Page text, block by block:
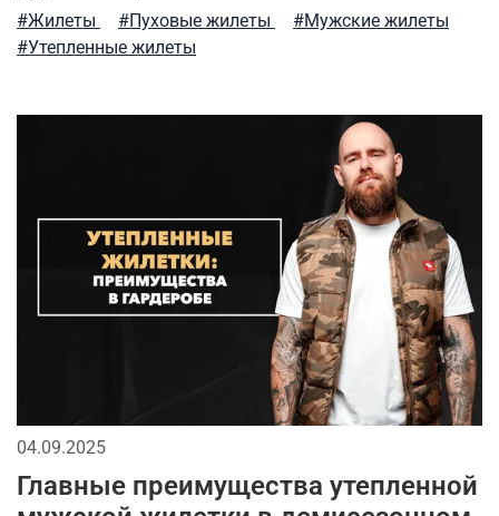
мужские жилеты мужские рубашки
как носить милитари в зрелом возрасте
тактический рюкзак футболка
премиальное термобелье городская мода
мужские аксессуары
демисезонная одежда
милитари одежда
зимний гардероб мужская ветровка
#Жилеты #Пуховые жилеты
#Мужские жилеты
#Утепленные жилеты
04.09.2025
Главные преимущества утепленной